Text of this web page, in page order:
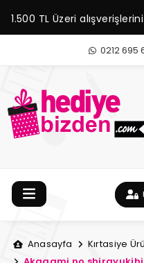
1.500 TL Üzeri
0212 695
Anasayfa Kırtasiye